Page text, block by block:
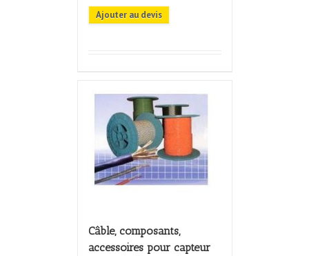
Ajouter au devis
Câble, composants,
accessoires pour capteur